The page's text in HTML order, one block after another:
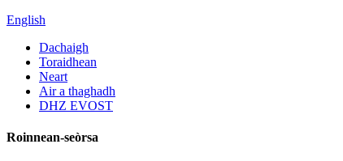
English
Dachaigh
Toraidhean
Neart
Air a thaghadh
DHZ EVOST
Roinnean-seòrsa